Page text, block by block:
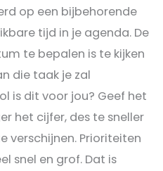
op een bijbehorende
tijd in je agenda. De
te bepalen is te kijken
die taak je zal
is dit voor jou? Geef het
het cijfer, des te sneller
verschijnen. Prioriteiten
snel en grof. Dat is